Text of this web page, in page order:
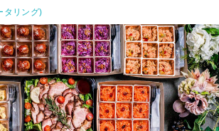
タリング)